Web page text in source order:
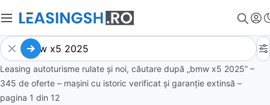
Leasing autoturisme rulate și noi, căutare după „bmw x5 2025” –
345 de oferte – mașini cu istoric verificat și garanție extinsă –
pagina 1 din 12